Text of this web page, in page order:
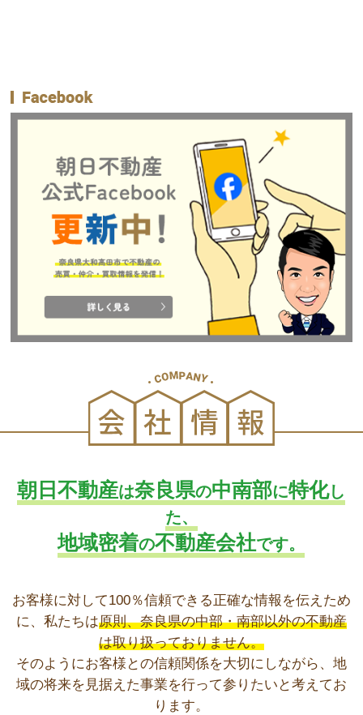
朝日不動産は奈良県の中南部に特化し
た、
地域密着の不動産会社です。
お客様に対して100％信頼できる正確な情報を伝えため
に、私たちは原則、奈良県の中部・南部以外の不動産
は取り扱っておりません。
そのようにお客様との信頼関係を大切にしながら、地
域の将来を見据えた事業を行って参りたいと考えてお
ります。